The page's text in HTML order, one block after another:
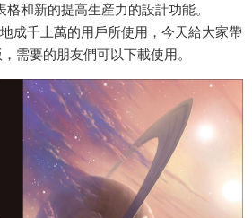
和新的提高生産力的設計功能。
成千上萬的用戶所使用，今天給大家帶
需要的朋友們可以下載使用。